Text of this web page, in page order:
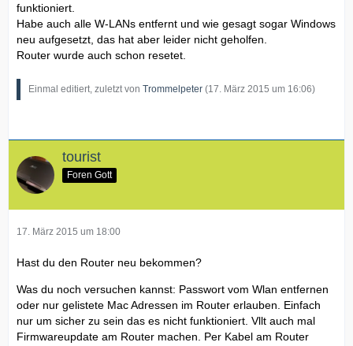
funktioniert.
Habe auch alle W-LANs entfernt und wie gesagt sogar Windows
neu aufgesetzt, das hat aber leider nicht geholfen.
Router wurde auch schon resetet.
Einmal editiert, zuletzt von Trommelpeter (17. März 2015 um 16:06)
tourist
Foren Gott
17. März 2015 um 18:00
Hast du den Router neu bekommen?
Was du noch versuchen kannst: Passwort vom Wlan entfernen
oder nur gelistete Mac Adressen im Router erlauben. Einfach
nur um sicher zu sein das es nicht funktioniert. Vllt auch mal
Firmwareupdate am Router machen. Per Kabel am Router